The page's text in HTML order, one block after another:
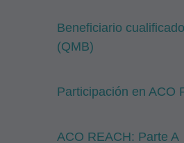
Beneficiario
(QMB)
Participación en ACO
ACO REACH: Parte A